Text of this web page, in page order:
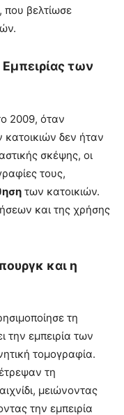
που βελτίωσε
των
2009, όταν
κατοικιών δεν ήταν
σκέψης, οι
τους,
των κατοικιών.
και της χρήσης
και η
τη
την εμπειρία των
τομογραφία.
τη
μειώνοντας
την εμπειρία